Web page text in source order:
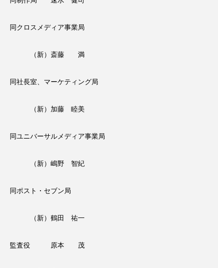
同クロスメディア事業局
（新）斎藤 満
同社長室、マーケティング局
（新）加藤 睦美
同ユニバーサルメディア事業局
（新）嶋野 智紀
同ポスト・セブン局
（新）鶴田 祐一
監査役 原本 茂